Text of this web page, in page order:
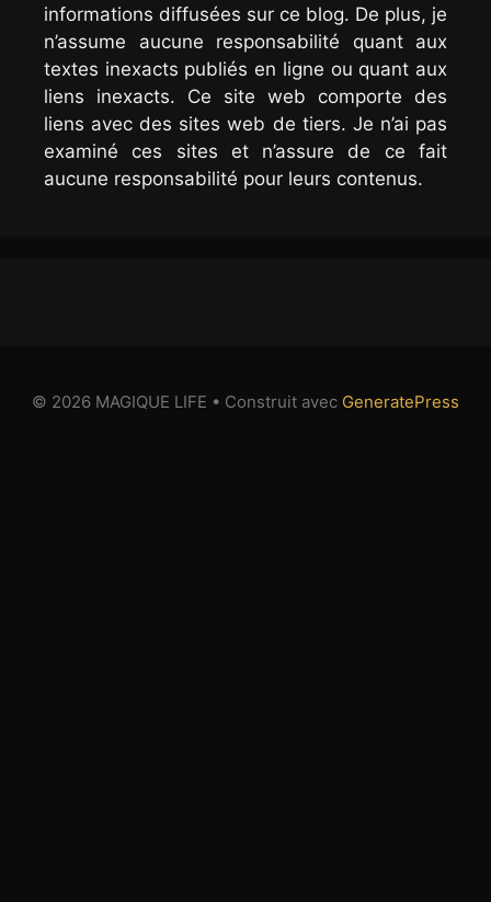
informations diffusées sur ce blog. De plus, je
n’assume aucune responsabilité quant aux
textes inexacts publiés en ligne ou quant aux
liens inexacts. Ce site web comporte des
liens avec des sites web de tiers. Je n’ai pas
examiné ces sites et n’assure de ce fait
aucune responsabilité pour leurs contenus.
© 2026 MAGIQUE LIFE • Construit avec GeneratePress